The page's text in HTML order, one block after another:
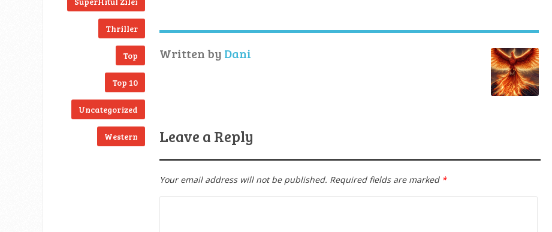
Thriller
Top
Top 10
Uncategorized
Western
Written by Dani
Leave a Reply
Your email address will not be published. Required fields are marked *